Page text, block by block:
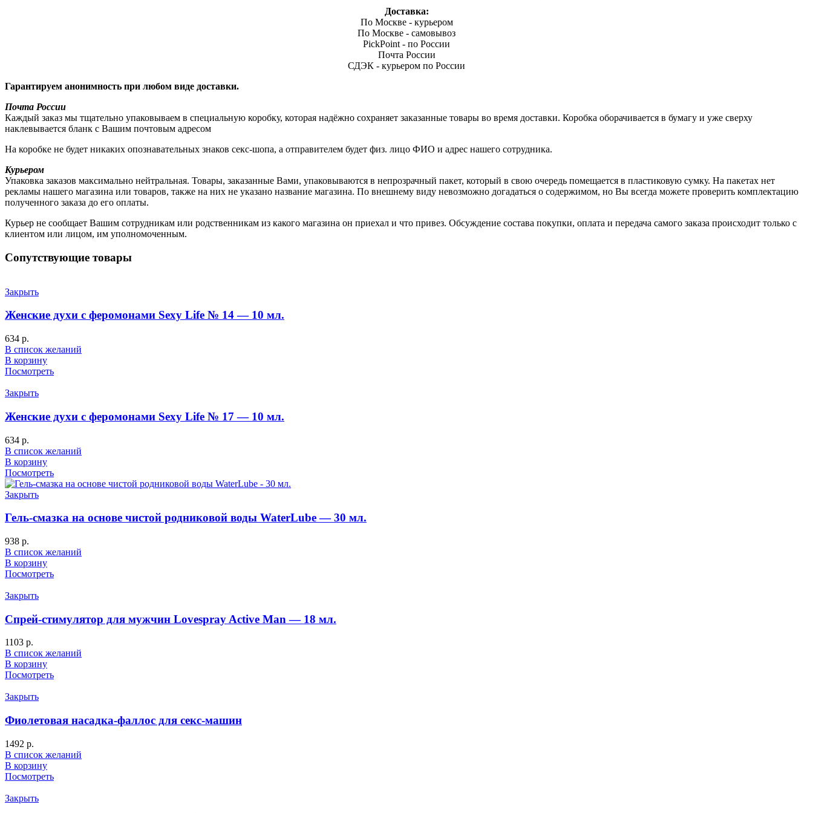
Доставка:
По Москве - курьером
По Москве - самовывоз
PickPoint - по России
Почта России
СДЭК - курьером по России
Гарантируем анонимность при любом виде доставки.
Почта России
Каждый заказ мы тщательно упаковываем в специальную коробку, которая надёжно сохраняет заказанные товары во время доставки. Коробка оборачивается в бумагу и уже сверху
наклевывается бланк с Вашим почтовым адресом
На коробке не будет никаких опознавательных знаков секс-шопа, а отправителем будет физ. лицо ФИО и адрес нашего сотрудника.
Курьером
Упаковка заказов максимально нейтральная. Товары, заказанные Вами, упаковываются в непрозрачный пакет, который в свою очередь помещается в пластиковую сумку. На пакетах нет
рекламы нашего магазина или товаров, также на них не указано название магазина. По внешнему виду невозможно догадаться о содержимом, но Вы всегда можете проверить комплектацию
полученного заказа до его оплаты.
Курьер не сообщает Вашим сотрудникам или родственникам из какого магазина он приехал и что привез. Обсуждение состава покупки, оплата и передача самого заказа происходит только с
клиентом или лицом, им уполномоченным.
Сопутствующие товары
Закрыть
Женские духи с феромонами Sexy Life № 14 — 10 мл.
634 р.
В список желаний
В корзину
Посмотреть
Закрыть
Женские духи с феромонами Sexy Life № 17 — 10 мл.
634 р.
В список желаний
В корзину
Посмотреть
Закрыть
Гель-смазка на основе чистой родниковой воды WaterLube — 30 мл.
938 р.
В список желаний
В корзину
Посмотреть
Закрыть
Спрей-стимулятор для мужчин Lovespray Active Man — 18 мл.
1103 р.
В список желаний
В корзину
Посмотреть
Закрыть
Фиолетовая насадка-фаллос для секс-машин
1492 р.
В список желаний
В корзину
Посмотреть
Закрыть